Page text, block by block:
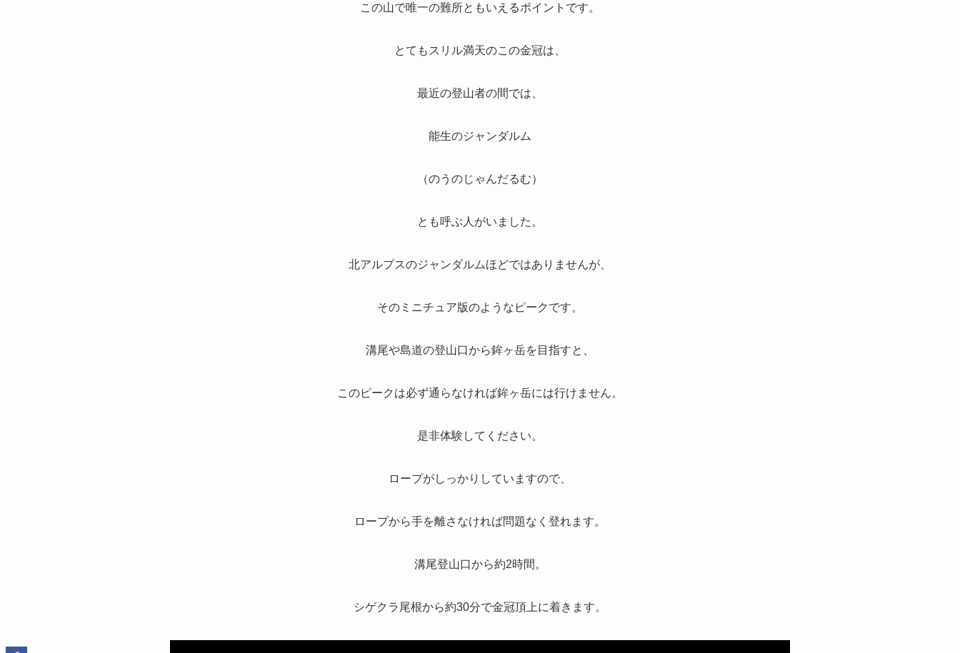
この山で唯一の難所ともいえるポイントです。
とてもスリル満天のこの金冠は、
最近の登山者の間では、
能生のジャンダルム
（のうのじゃんだるむ）
とも呼ぶ人がいました。
北アルプスのジャンダルムほどではありませんが、
そのミニチュア版のようなピークです。
溝尾や島道の登山口から鉾ヶ岳を目指すと、
このピークは必ず通らなければ鉾ヶ岳には行けません。
是非体験してください。
ロープがしっかりしていますので、
ロープから手を離さなければ問題なく登れます。
溝尾登山口から約2時間。
シゲクラ尾根から約30分で金冠頂上に着きます。